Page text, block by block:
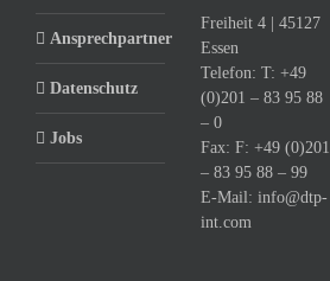
Ansprechpartner
Datenschutz
Jobs
Freiheit 4 | 45127
Essen
Telefon:T: +49
(0)201 – 83 95 88
– 0
Fax:F: +49 (0)201
– 83 95 88 – 99
E-Mail:info@dtp-
int.com